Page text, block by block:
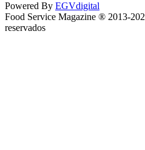
Powered By EGVdigital
Food Service Magazine ® 2013-
reservados